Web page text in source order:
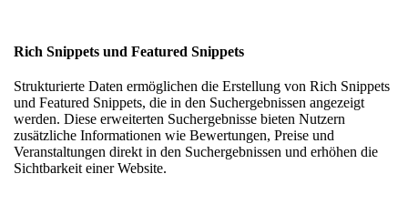
Rich Snippets und Featured Snippets
Strukturierte Daten ermöglichen die Erstellung von Rich Snippets
und Featured Snippets, die in den Suchergebnissen angezeigt
werden. Diese erweiterten Suchergebnisse bieten Nutzern
zusätzliche Informationen wie Bewertungen, Preise und
Veranstaltungen direkt in den Suchergebnissen und erhöhen die
Sichtbarkeit einer Website.